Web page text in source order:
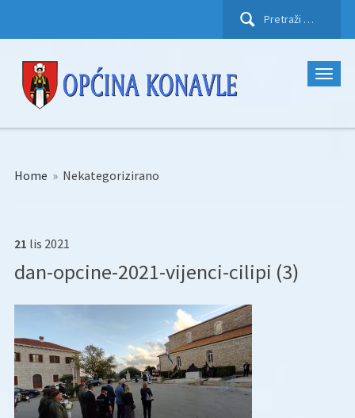
Pretraži:
Home » Nekategorizirano
21 lis 2021
dan-opcine-2021-vijenci-cilipi (3)